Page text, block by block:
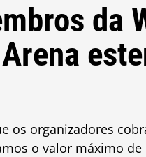
da
os organizadores
o valor máximo